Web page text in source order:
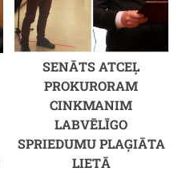
SENĀTS ATCEĻ
PROKURORAM
CINKMANIM
LABVĒLĪGO
SPRIEDUMU PLAĢIĀTA
LIETĀ